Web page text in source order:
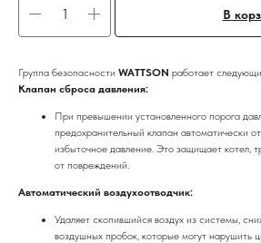
В
Группа безопасности WATTSON работает
Клапан сброса давления:
При превышении установленного порога
предохранительный клапан автоматически
избыточное давление. Это защищает котел,
от повреждений.
Автоматический воздухоотводчик:
Удаляет скопившийся воздух из системы,
воздушных пробок, которые могут нарушить